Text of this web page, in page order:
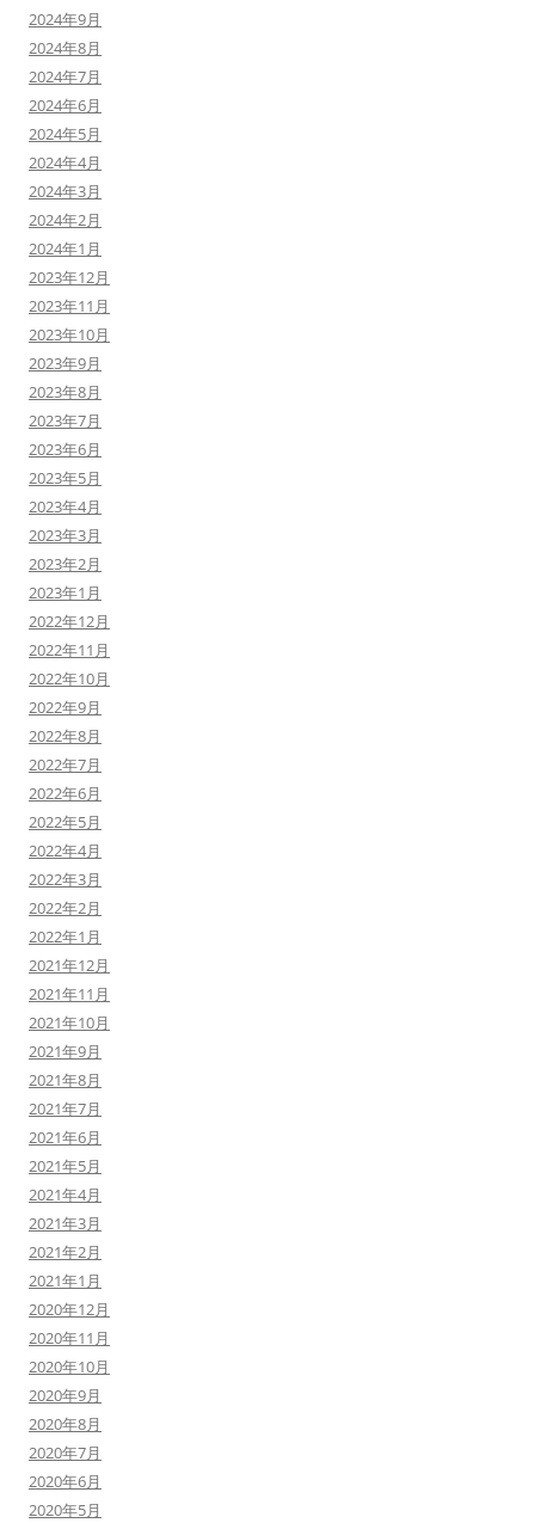
2024年9月
2024年8月
2024年7月
2024年6月
2024年5月
2024年4月
2024年3月
2024年2月
2024年1月
2023年12月
2023年11月
2023年10月
2023年9月
2023年8月
2023年7月
2023年6月
2023年5月
2023年4月
2023年3月
2023年2月
2023年1月
2022年12月
2022年11月
2022年10月
2022年9月
2022年8月
2022年7月
2022年6月
2022年5月
2022年4月
2022年3月
2022年2月
2022年1月
2021年12月
2021年11月
2021年10月
2021年9月
2021年8月
2021年7月
2021年6月
2021年5月
2021年4月
2021年3月
2021年2月
2021年1月
2020年12月
2020年11月
2020年10月
2020年9月
2020年8月
2020年7月
2020年6月
2020年5月